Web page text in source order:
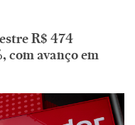
R$ 474
com avanço em